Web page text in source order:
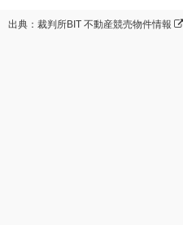
出典：裁判所BIT 不動産競売物件情報